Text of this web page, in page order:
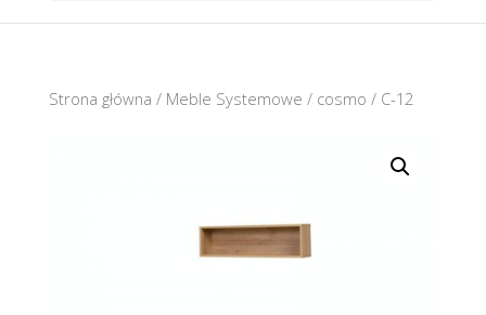
Strona główna / Meble Systemowe / cosmo / C-12